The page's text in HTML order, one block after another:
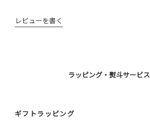
レビューを書く
ラッピング・熨斗サービス
ギフトラッピング